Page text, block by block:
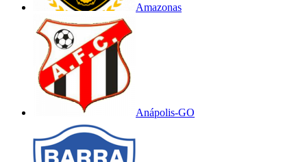
Amazonas
Anápolis-GO